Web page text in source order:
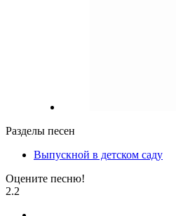
Разделы песен
Выпускной в детском саду
Оцените песню!
2.2